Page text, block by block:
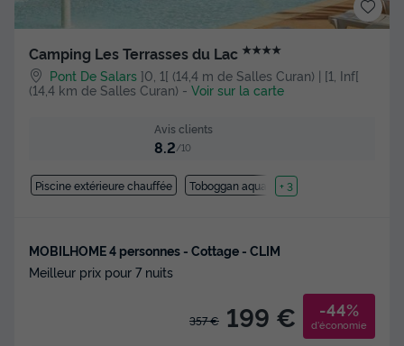
Camping Les Terrasses du Lac ★★★★
Pont De Salars ]0, 1[ (14,4 m de Salles Curan) | [1, Inf[
(14,4 km de Salles Curan) - Voir sur la carte
Avis clients
8.2/10
Piscine extérieure chauffée Toboggan aquatique
+ 3
MOBILHOME 4 personnes - Cottage - CLIM
Meilleur prix pour 7 nuits
357 € 199 € -44%
d'économie